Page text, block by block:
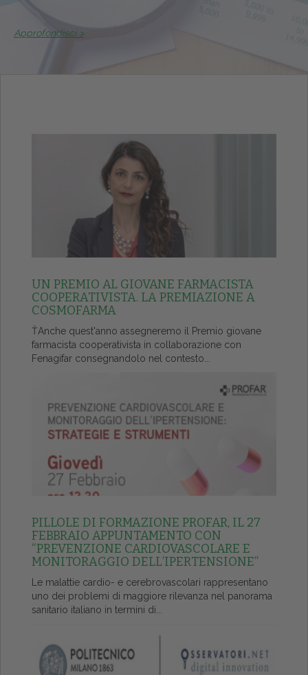
Approfondisci >
UN PREMIO AL GIOVANE FARMACISTA
COOPERATIVISTA. LA PREMIAZIONE A
COSMOFARMA
ŤAnche quest'anno assegneremo il Premio giovane
farmacista cooperativista in collaborazione con
Fenagifar consegnandolo nel contesto...
PILLOLE DI FORMAZIONE PROFAR, IL 27
FEBBRAIO APPUNTAMENTO CON
“PREVENZIONE CARDIOVASCOLARE E
MONITORAGGIO DELL’IPERTENSIONE”
Le malattie cardio- e cerebrovascolari rappresentano
uno dei problemi di maggiore rilevanza nel panorama
sanitario italiano in termini di...